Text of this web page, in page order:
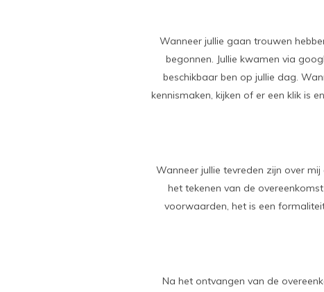
Wanneer jullie gaan trouwen
begonnen. Jullie kwamen via
beschikbaar ben op jullie dag.
kennismaken, kijken of er een klik is
Wanneer jullie tevreden zijn over
het tekenen van de
voorwaarden, het is een
Na het ontvangen van de